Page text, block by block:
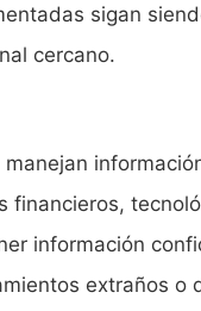
sigan
cercano.
financieros,
información
extraños o